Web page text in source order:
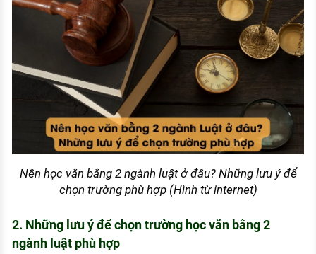
Nên học văn bằng 2 ngành luật ở đâu? Những lưu ý để
chọn trường phù hợp (Hình từ internet)
2. Những lưu ý để chọn trường học văn bằng 2
ngành luật phù hợp